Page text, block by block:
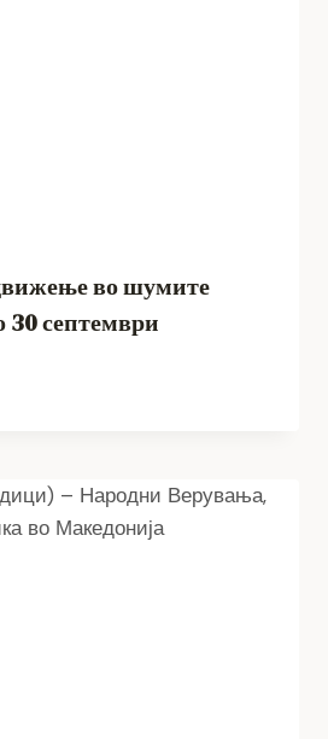
во шумите
30 септември